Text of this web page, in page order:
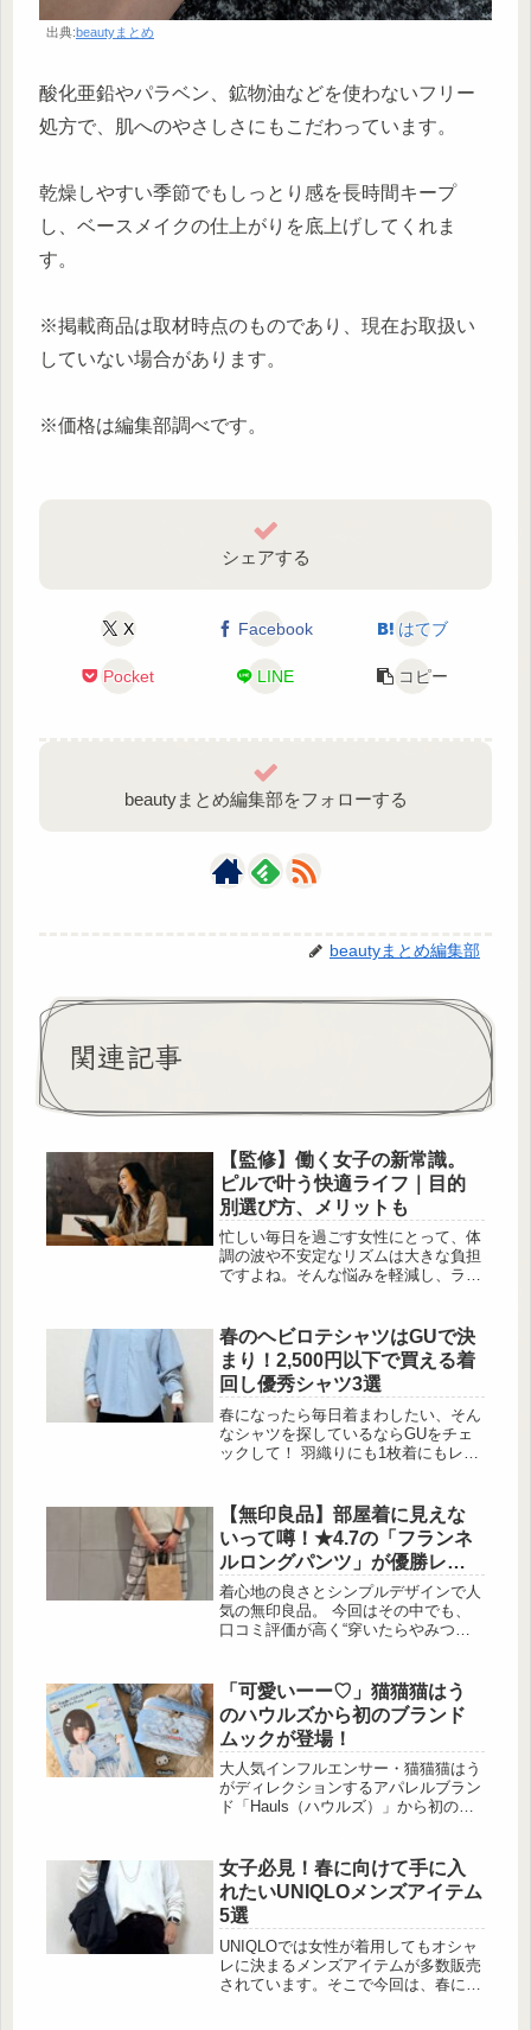
出典:beautyまとめ
酸化亜鉛やパラベン、鉱物油などを使わないフリー
処方で、肌へのやさしさにもこだわっています。
乾燥しやすい季節でもしっとり感を長時間キープ
し、ベースメイクの仕上がりを底上げしてくれま
す。
※掲載商品は取材時点のものであり、現在お取扱い
していない場合があります。
※価格は編集部調べです。
シェアする
X Facebook はてブ
Pocket LINE コピー
beautyまとめ編集部をフォローする
beautyまとめ編集部
関連記事
【監修】働く女子の新常識。
ピルで叶う快適ライフ｜目的
別選び方、メリットも
忙しい毎日を過ごす女性にとって、体
調の波や不安定なリズムは大きな負担
ですよね。そんな悩みを軽減し、ライ
のじゃないの？」と思う人もいるかも
しれませんが、ピルには目的に合わせ
て選べる種類とメリットがあります。
今回はピルの基本について、あんしん
漢方薬剤師の中田早苗さんに教えてい
ただきます。忙しい毎日にピルがある
とどう変わる？ 出典:Unsplash 仕事...
春のヘビロテシャツはGUで決
まり！2,500円以下で買える着
回し優秀シャツ3選
春になったら毎日着まわしたい、そん
なシャツを探しているならGUをチェ
ックして！ 羽織りにも1枚着にもレイ
ます。コーディネートのお手本もあわ
せてご紹介 […]
【無印良品】部屋着に見えな
いって噂！★4.7の「フランネ
ルロングパンツ」が優勝レベ
ル
着心地の良さとシンプルデザインで人
気の無印良品。 今回はその中でも、
口コミ評価が高く“穿いたらやみつ
ょっとした外出にも使える万能アイテ
ムで、快適さとおしゃれ見えを両立し
てくれる優秀パンツです♡無印良品の
シーンを選ばない快適な穿き心地のロ
ングパンツ 出典:mujistaff.daimyo様ご
提供 無印良品の「フランネルロング
パンツ」は、オンラインストアで
★4.7の...
「可愛いーー♡」猫猫猫はう
のハウルズから初のブランド
ムックが登場！
大人気インフルエンサー・猫猫猫はう
がディレクションするアパレルブラン
ド「Hauls（ハウルズ）」から初のブ
ーバッグとヘアクリップが付録にな
り、本誌でしかゲットできない限定ア
イテムです♡ Hauls バニティショルダ
ーバッグ＆ヘアクリップBOOK
produced by 猫猫猫はう 出典:beauty
まとめ 付録：バニティショルダーバ
ッグ＆ヘ...
女子必見！春に向けて手に入
れたいUNIQLOメンズアイテム
5選
UNIQLOでは女性が着用してもオシャ
レに決まるメンズアイテムが多数販売
されています。そこで今回は、春に向